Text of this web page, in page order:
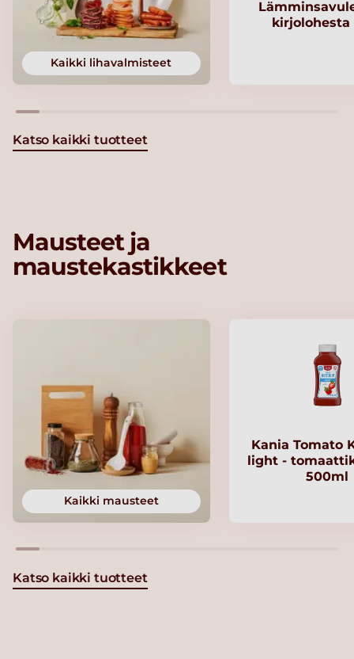
Kaikki lihavalmisteet
kirjolohesta
Katso kaikki tuotteet
Mausteet ja
maustekastikkeet
Kaikki mausteet
Kania Tomato
light -
500ml
Katso kaikki tuotteet